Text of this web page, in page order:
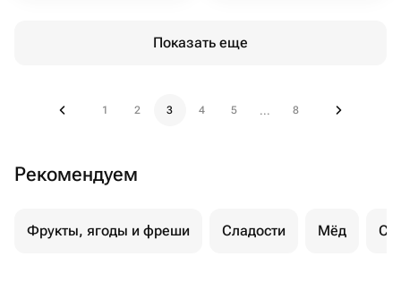
Показать еще
1 2 3 4 5 ... 8
Рекомендуем
Фрукты, ягоды и фреши Сладости Мёд